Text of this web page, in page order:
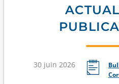
30 juin 2026